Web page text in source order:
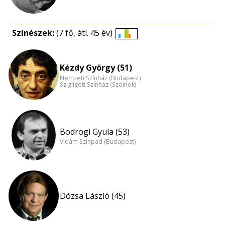
Színészek:(7 fő, átl. 45 év)
nagyítása
Kézdy György (51)
Nemzeti Színház (Budapest)
Szigligeti Színház (Szolnok)
Bodrogi Gyula (53)
Vidám Színpad (Budapest)
Dózsa László (45)